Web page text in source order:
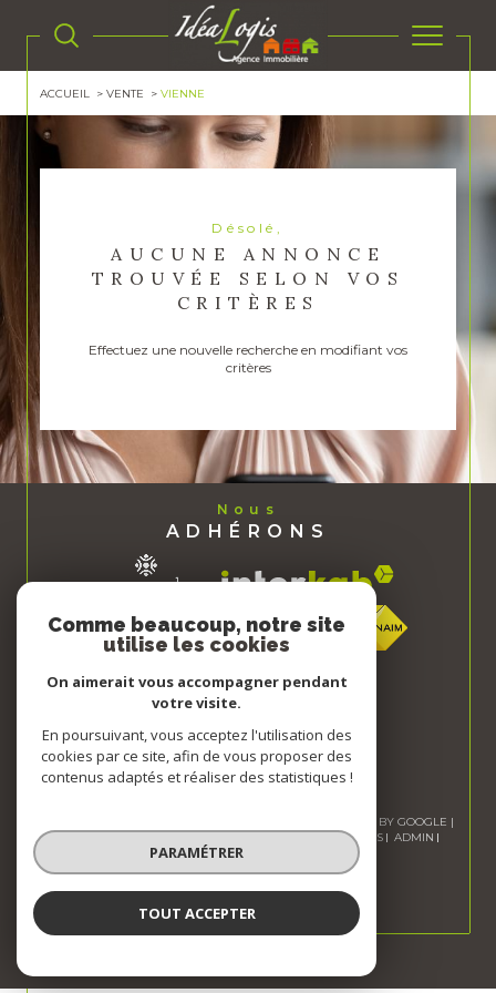
ACCUEIL VENTE VIENNE
Désolé,
AUCUNE ANNONCE
TROUVÉE SELON VOS
CRITÈRES
Effectuez une nouvelle recherche en modifiant vos
critères
Nous
ADHÉRONS
© 2026 | TOUS DROITS RÉSERVÉS | TRADUCTION POWERED BY GOOGLE |
MENTIONS LÉGALES
ADMIN
NOS LIENS
POLITIQUE RGPD COOKIES
Comme beaucoup, notre site
utilise les cookies
On aimerait vous accompagner pendant
votre visite.
En poursuivant, vous acceptez l'utilisation des
cookies par ce site, afin de vous proposer des
contenus adaptés et réaliser des statistiques !
PARAMÉTRER
TOUT ACCEPTER